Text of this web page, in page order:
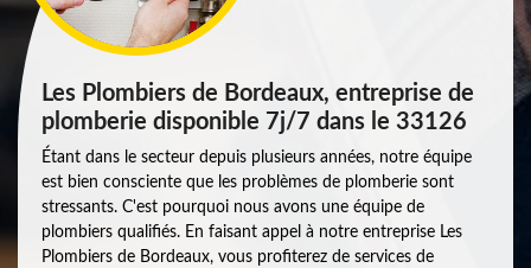
Les Plombiers de Bordeaux, entreprise de
plomberie disponible 7j/7 dans le 33126
Étant dans le secteur depuis plusieurs années, notre équipe
est bien consciente que les problèmes de plomberie sont
stressants. C'est pourquoi nous avons une équipe de
plombiers qualifiés. En faisant appel à notre entreprise Les
Plombiers de Bordeaux, vous profiterez de services de